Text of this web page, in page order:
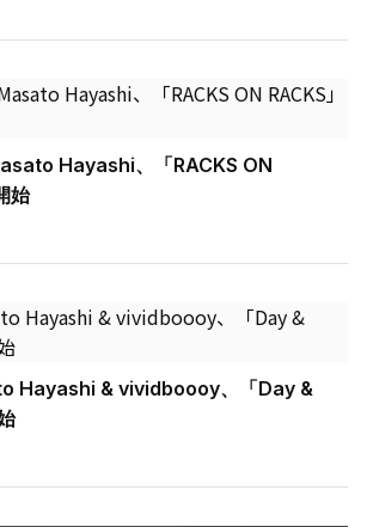
Hayashi、「RACKS ON
始
Hayashi & vividboooy、「Day &